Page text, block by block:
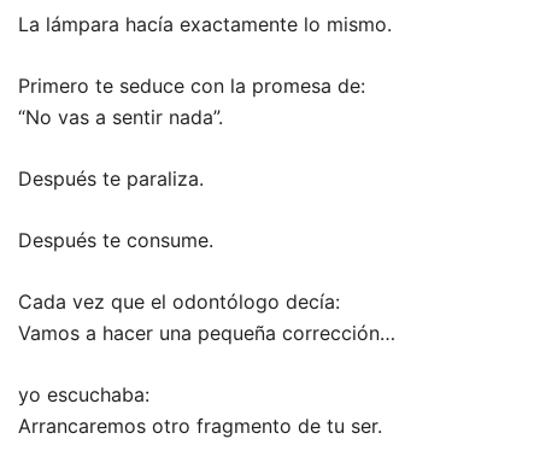
La lámpara hacía exactamente lo mismo.
Primero te seduce con la promesa de:
“No vas a sentir nada”.
Después te paraliza.
Después te consume.
Cada vez que el odontólogo decía:
Vamos a hacer una pequeña corrección…
yo escuchaba:
Arrancaremos otro fragmento de tu ser.